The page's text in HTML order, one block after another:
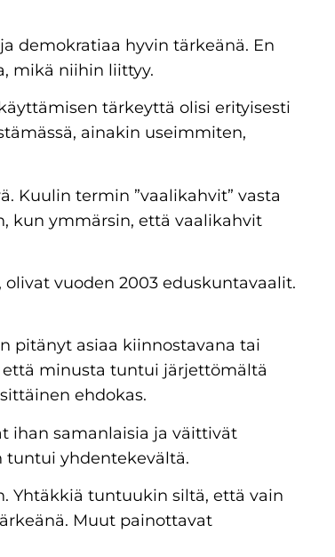
demokratiaa hyvin tärkeänä. En
mikä niihin liittyy.
tärkeyttä olisi erityisesti
ainakin useimmiten,
Kuulin termin ”vaalikahvit” vasta
kun ymmärsin, että vaalikahvit
vuoden 2003 eduskuntavaalit.
pitänyt asiaa kiinnostavana tai
että minusta tuntui järjettömältä
ehdokas.
ihan samanlaisia ja väittivät
tuntui yhdentekevältä.
Yhtäkkiä tuntuukin siltä, että vain
Muut painottavat